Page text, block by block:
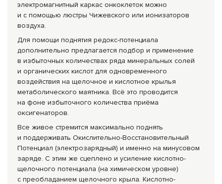
электромагнитный каркас онкоклеток можно
и с помощью люстры Чижевского или ионизаторов
воздуха.
Для помощи поднятия редокс-потенциала
дополнительно предлагается подбор и применение
в избыточных количествах ряда минеральных солей
и органических кислот для одновременного
воздействия на щелочное и кислотное крылья
метаболического маятника. Всё это проводится
на фоне избыточного количества приёма
оксигенаторов.
Все живое стремится максимально поднять
и поддерживать Окислительно-Восстановительный
Потенциал (электрозарядный) и именно на минусовом
заряде. С этим же сцеплено и усиление кислотно-
щелочного потенциала (на химическом уровне)
с преобладанием щелочного крыла. Кислотно-